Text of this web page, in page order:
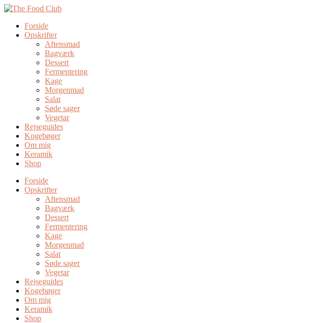
Forside
Opskrifter
Aftensmad
Bagværk
Dessert
Fermentering
Kage
Morgenmad
Salat
Søde sager
Vegetar
Rejseguides
Kogebøger
Om mig
Keramik
Shop
Forside
Opskrifter
Aftensmad
Bagværk
Dessert
Fermentering
Kage
Morgenmad
Salat
Søde sager
Vegetar
Rejseguides
Kogebøger
Om mig
Keramik
Shop